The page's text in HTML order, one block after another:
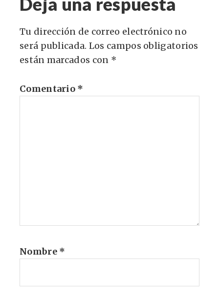
Tu dirección de correo electrónico no
será publicada. Los campos obligatorios
están marcados con *
Comentario *
Nombre *